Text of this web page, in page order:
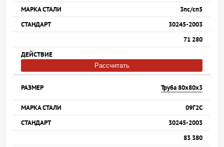
3пс/сп5
30245-2003
71 280
Рассчитать
Труба 80х80х3
09Г2С
30245-2003
83 380